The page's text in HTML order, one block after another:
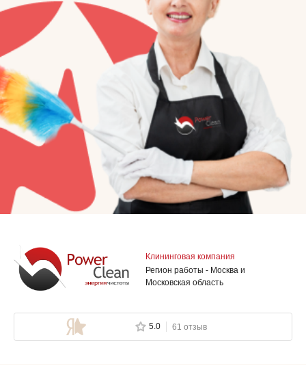
Клининговая компания
Регион работы - Москва и
Московская область
5.0 61 отзыв